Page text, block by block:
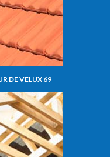
DE VELUX 69